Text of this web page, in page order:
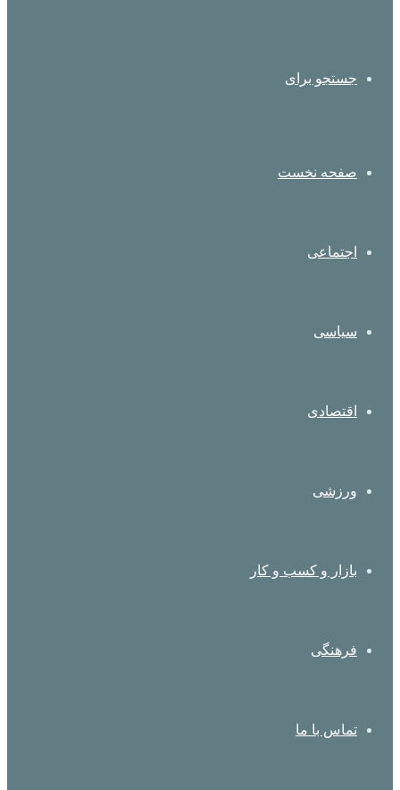
جستجو برای
صفحه نخست
اجتماعی
سیاسی
اقتصادی
ورزشی
بازار و کسب و کار
فرهنگی
تماس با ما